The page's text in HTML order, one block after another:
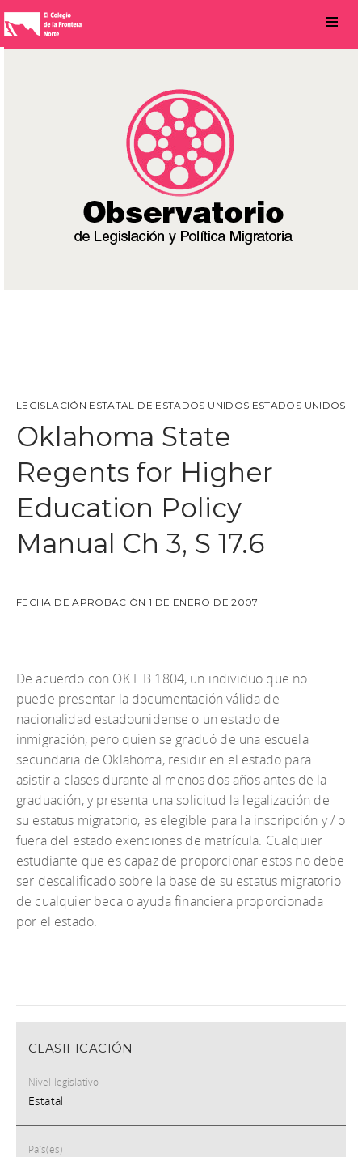
LEGISLACIÓN ESTATAL DE ESTADOS UNIDOS ESTADOS UNIDOS
Oklahoma State
Regents for Higher
Education Policy
Manual Ch 3, S 17.6
FECHA DE APROBACIÓN 1 DE ENERO DE 2007
De acuerdo con OK HB 1804, un individuo que no
puede presentar la documentación válida de
nacionalidad estadounidense o un estado de
inmigración, pero quien se graduó de una escuela
secundaria de Oklahoma, residir en el estado para
asistir a clases durante al menos dos años antes de la
graduación, y presenta una solicitud la legalización de
su estatus migratorio, es elegible para la inscripción y / o
fuera del estado exenciones de matrícula. Cualquier
estudiante que es capaz de proporcionar estos no debe
ser descalificado sobre la base de su estatus migratorio
de cualquier beca o ayuda financiera proporcionada
por el estado.
CLASIFICACIÓN
Nivel legislativo
Estatal
País(es)